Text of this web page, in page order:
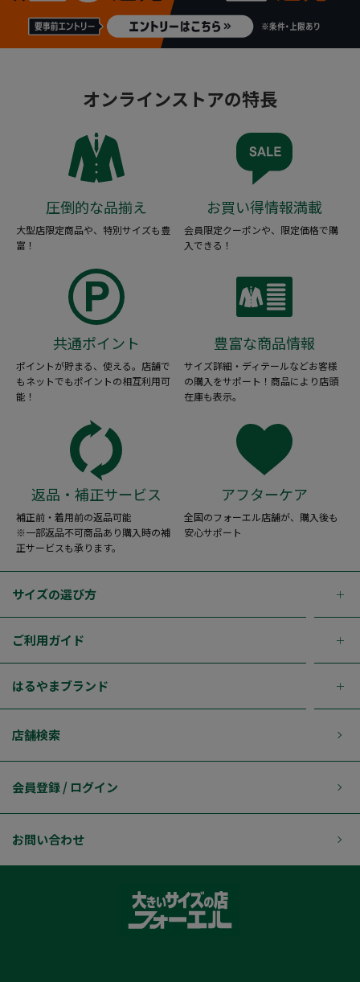
オンラインストアの特長
圧倒的な品揃え
大型店限定商品や、特別サイズも豊
富！
お買い得情報満載
会員限定クーポンや、限定価格で購
入できる！
共通ポイント
ポイントが貯まる、使える。店舗で
もネットでもポイントの相互利用可
能！
豊富な商品情報
サイズ詳細・ディテールなどお客様
の購入をサポート！商品により店頭
在庫も表示。
返品・補正サービス
補正前・着用前の返品可能
※一部返品不可商品あり購入時の補
正サービスも承ります。
アフターケア
全国のフォーエル店舗が、購入後も
安心サポート
サイズの選び方
ご利用ガイド
はるやまブランド
店舗検索
会員登録 / ログイン
お問い合わせ